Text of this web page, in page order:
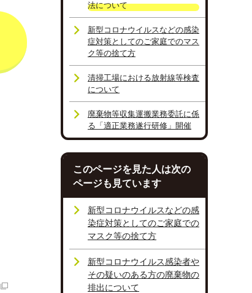
法について
新型コロナウイルスなどの感染
症対策としてのご家庭でのマス
ク等の捨て方
清掃工場における放射線等検査
について
廃棄物等収集運搬業務委託に係
る「適正業務遂行研修」開催
このページを見た人は次の
ページも見ています
新型コロナウイルスなどの感
染症対策としてのご家庭での
マスク等の捨て方
新型コロナウイルス感染者や
その疑いのある方の廃棄物の
排出について